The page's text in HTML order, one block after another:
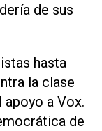
de sus
hasta
la clase
a Vox.
de